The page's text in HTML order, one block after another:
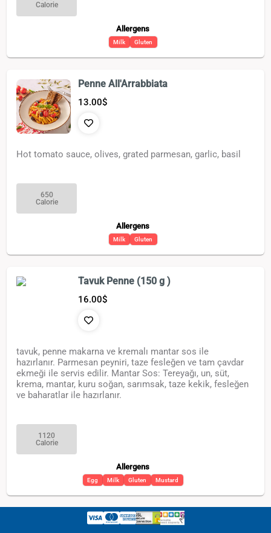
Calorie
Allergens
Milk Gluten
Penne All'Arrabbiata
13.00$
Hot tomato sauce, olives, grated parmesan, garlic, basil
650
Calorie
Allergens
Milk Gluten
Tavuk Penne (150 g )
16.00$
tavuk, penne makarna ve kremalı mantar sos ile
hazırlanır. Parmesan peyniri, taze fesleğen ve tam çavdar
ekmeği ile servis edilir. Mantar Sos: Tereyağı, un, süt,
krema, mantar, kuru soğan, sarımsak, taze kekik, fesleğen
ve baharatlar ile hazırlanır.
1120
Calorie
Allergens
Egg Milk Gluten Mustard